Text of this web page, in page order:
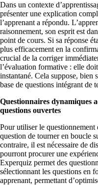
Dans un contexte
présenter une explication
l’apprenant a répondu.
raisonnement, son esprit est
point de cours. Si sa réponse
plus efficacement en la
crucial de la corriger
l’évaluation formative : elle
instantané. Cela suppose, bien
base de questions intégrant de
Questionnaires dynamiques
questions ouvertes
Pour utiliser le questionnement
question de tourner en boucle
contraire, il est nécessaire de
pourront procurer une
Experquiz permet des
sélectionnant les questions en
apprenant, permettant